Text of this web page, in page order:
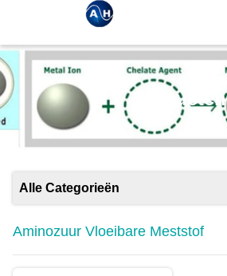
Producten
Alle Categorieën
Aminozuur Vloeibare Meststof